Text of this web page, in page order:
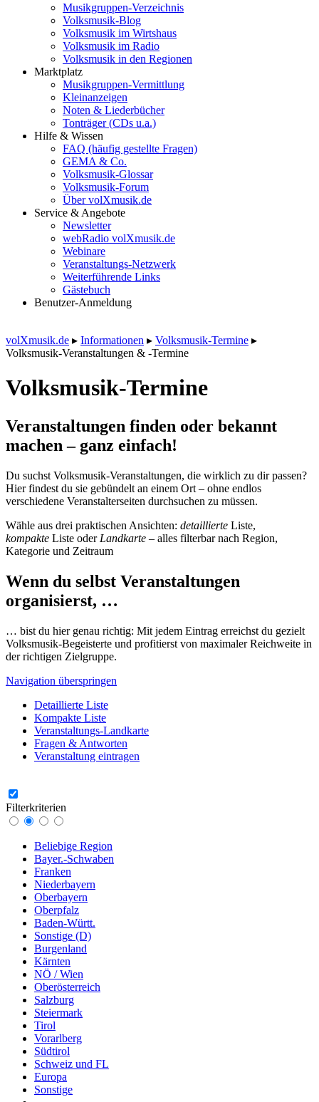
Musikgruppen-Verzeichnis
Volksmusik-Blog
Volksmusik im Wirtshaus
Volksmusik im Radio
Volksmusik in den Regionen
Marktplatz
Musikgruppen-Vermittlung
Kleinanzeigen
Noten & Liederbücher
Tonträger (CDs u.a.)
Hilfe & Wissen
FAQ (häufig gestellte Fragen)
GEMA & Co.
Volksmusik-Glossar
Volksmusik-Forum
Über volXmusik.de
Service & Angebote
Newsletter
webRadio volXmusik.de
Webinare
Veranstaltungs-Netzwerk
Weiterführende Links
Gästebuch
Benutzer-Anmeldung
volXmusik.de ▸ Informationen ▸ Volksmusik-Termine ▸
Volksmusik-Veranstaltungen & -Termine
Volksmusik-Termine
Veranstaltungen finden oder bekannt
machen – ganz einfach!
Du suchst Volksmusik-Veranstaltungen, die wirklich zu dir passen?
Hier findest du sie gebündelt an einem Ort – ohne endlos
verschiedene Veranstalterseiten durchsuchen zu müssen.
Wähle aus drei praktischen Ansichten: detaillierte Liste,
kompakte Liste oder Landkarte – alles filterbar nach Region,
Kategorie und Zeitraum
Wenn du selbst Veranstaltungen
organisierst, …
… bist du hier genau richtig: Mit jedem Eintrag erreichst du gezielt
Volksmusik-Begeisterte und profitierst von maximaler Reichweite in
der richtigen Zielgruppe.
Navigation überspringen
Detaillierte Liste
Kompakte Liste
Veranstaltungs-Landkarte
Fragen & Antworten
Veranstaltung eintragen
Filterkriterien
Beliebige Region
Bayer.-Schwaben
Franken
Niederbayern
Oberbayern
Oberpfalz
Baden-Württ.
Sonstige (D)
Burgenland
Kärnten
NÖ / Wien
Oberösterreich
Salzburg
Steiermark
Tirol
Vorarlberg
Südtirol
Schweiz und FL
Europa
Sonstige